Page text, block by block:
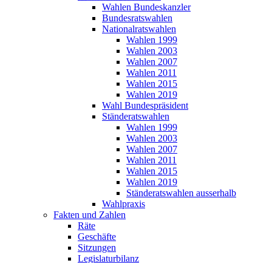
Wahlen Bundeskanzler
Bundesratswahlen
Nationalratswahlen
Wahlen 1999
Wahlen 2003
Wahlen 2007
Wahlen 2011
Wahlen 2015
Wahlen 2019
Wahl Bundespräsident
Ständeratswahlen
Wahlen 1999
Wahlen 2003
Wahlen 2007
Wahlen 2011
Wahlen 2015
Wahlen 2019
Ständeratswahlen ausserhalb
Wahlpraxis
Fakten und Zahlen
Räte
Geschäfte
Sitzungen
Legislaturbilanz